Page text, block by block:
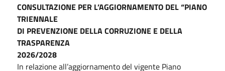
CONSULTAZIONE PER L’AGGIORNAMENTO DEL “PIANO
TRIENNALE
DI PREVENZIONE DELLA CORRUZIONE E DELLA
TRASPARENZA
2026/2028
In relazione all’aggiornamento del vigente Piano